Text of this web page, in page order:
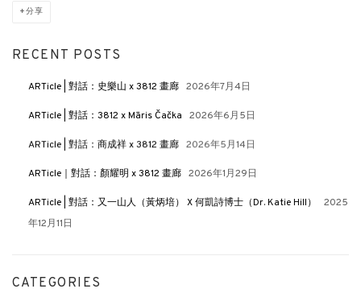
分享
RECENT POSTS
ARTicle | 對話：史樂山 x 3812 畫廊 2026年7月4日
ARTicle | 對話：3812 x Māris Čačka 2026年6月5日
ARTicle | 對話：商成祥 x 3812 畫廊 2026年5月14日
ARTicle｜對話：顏耀明 x 3812 畫廊 2026年1月29日
ARTicle | 對話：又一山人（黃炳培） X 何凱詩博士（Dr. Katie Hill）
2025
年12月11日
CATEGORIES